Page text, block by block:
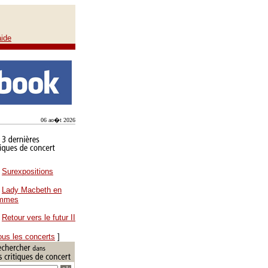
06 ao�t 2026
Surexpositions
Lady Macbeth en
Retour vers le futur II
les concerts ]